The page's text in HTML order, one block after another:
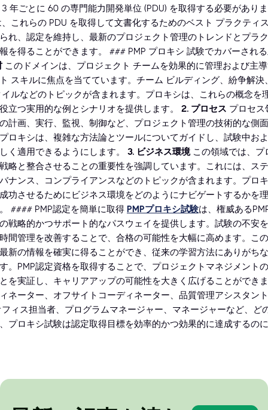
年ごとに 60 の専門能力開発単位 (PDU) を取得する必要があり
これらの PDU を取得して文書化するためのベスト プラクティ
れ、認定を維持し、最新のプロジェクト管理のトレンドとプラ
を得ることができます。 ### PMP プロキシ 試験でカバーされ
このドメインは、プロジェクト チームを効果的に管理および主
スキルに焦点を当てています。チーム ビルディング、紛争解決
ルなどのトピックが含まれます。プロキシは、これらの概念を
立つ実用的な例とシナリオを提供します。 2. プロセス プロセス
計画、実行、監視、制御など、プロジェクト管理の技術的な側
ロキシは、複雑な方法論とツールについてガイドし、試験中お
く適用できるようにします。 3. ビジネス環境この領域では、プ
略と整合させることの重要性を強調しています。これには、ス
ナンス、コンプライアンスなどのトピックが含まれます。プロ
功させるためにビジネス環境をどのようにナビゲートするかを
#### PMP認定を簡単に取得 PMPプロキシ試験は、権威ある
戦略的かつサポート的なパスウェイを提供します。試験の不安
間管理を改善することで、合格の可能性を大幅に高めます。こ
新の情報を確実に得ることができ、従来の学習方法にありがち
。PMP認定資格を取得することで、プロジェクトマネジメント
を実証し、キャリアアップの可能性を大きく広げることができ
ネーター、オフサイトコーディネーター、品質管理アシスタン
ィス担当者、プログラムマネージャー、マネージャーなど、ど
プロキシ試験は認定取得目標を効率的かつ効果的に達成するの